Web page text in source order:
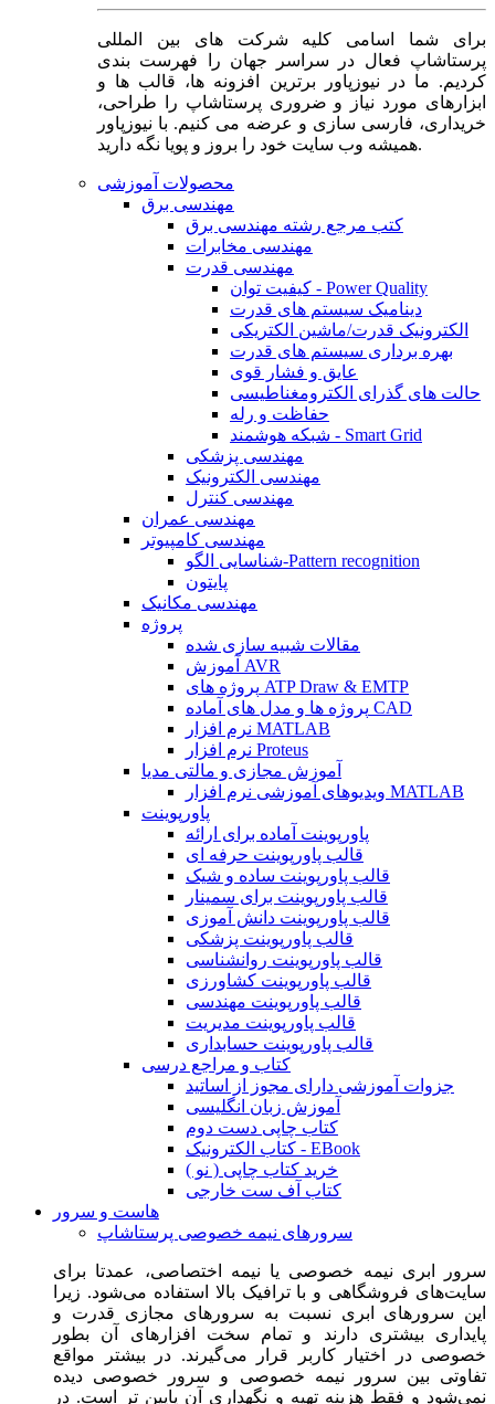
برای شما اسامی کلیه شرکت های بین المللی
پرستاشاپ فعال در سراسر جهان را فهرست بندی
کردیم. ما در نیوزپاور برترین افزونه ها، قالب ها و
ابزارهای مورد نیاز و ضروری پرستاشاپ را طراحی،
خریداری، فارسی سازی و عرضه می کنیم. با نیوزپاور
همیشه وب سایت خود را بروز و پویا نگه دارید.
محصولات آموزشی
مهندسی برق
کتب مرجع رشته مهندسی برق
مهندسی مخابرات
مهندسی قدرت
کیفیت توان - Power Quality
دینامیک سیستم های قدرت
الکترونیک قدرت/ماشین الکتریکی
بهره برداری سیستم های قدرت
عایق و فشار قوی
حالت های گذرای الکترومغناطیسی
حفاظت و رله
شبکه هوشمند - Smart Grid
مهندسی پزشکی
مهندسی الکترونیک
مهندسی کنترل
مهندسی عمران
مهندسی کامپیوتر
شناسایی الگو-Pattern recognition
پایتون
مهندسی مکانیک
پروژه
مقالات شبیه سازی شده
آموزش AVR
پروژه های ATP Draw & EMTP
پروژه ها و مدل های آماده CAD
نرم افزار MATLAB
نرم افزار Proteus
آموزش مجازی و مالتی مدیا
ویدیوهای آموزشی نرم افزار MATLAB
پاورپوینت
پاورپوینت آماده برای ارائه
قالب پاورپوینت حرفه ای
قالب پاورپوینت ساده و شیک
قالب پاورپوینت برای سمینار
قالب پاورپوینت دانش آموزی
قالب پاورپوینت پزشکی
قالب پاورپوینت روانشناسی
قالب پاورپوینت کشاورزی
قالب پاورپوینت مهندسی
قالب پاورپوینت مدیریت
قالب پاورپوینت حسابداری
کتاب و مراجع درسی
جزوات آموزشی دارای مجوز از اساتید
آموزش زبان انگلیسی
کتاب چاپی دست دوم
کتاب الکترونیک - EBook
خرید کتاب چاپی ( نو )
کتاب آف ست خارجی
هاست و سرور
سرورهای نیمه خصوصی پرستاشاپ
سرور ابری نیمه خصوصی یا نیمه اختصاصی، عمدتا برای
سایت‌های فروشگاهی و با ترافیک بالا استفاده می‌شود. زیرا
این سرورهای ابری نسبت به سرورهای مجازی قدرت و
پایداری بیشتری دارند و تمام سخت افزارهای آن بطور
خصوصی در اختیار کاربر قرار می‌گیرند. در بیشتر مواقع
تفاوتی بین سرور نیمه خصوصی و سرور خصوصی دیده
نمی‌شود و فقط هزینه تهیه و نگهداری آن پایین تر است. در